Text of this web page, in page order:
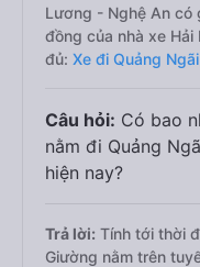
Lương - Nghệ An có
đồng của nhà xe Hải
đủ: Xe đi Quảng
Câu hỏi: Có bao
nằm đi Quảng
hiện nay?
Trả lời: Tính tới thời
Giường nằm trên